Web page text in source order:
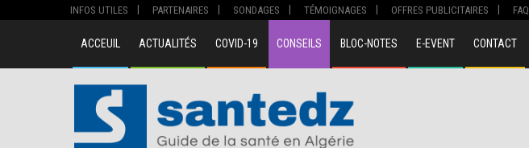
INFOS UTILES PARTENAIRES SONDAGES TÉMOIGNAGES OFFRES PUBLICITAIRES FAQ
ACCEUIL ACTUALITÉS COVID-19 CONSEILS BLOC-NOTES E-EVENT CONTACT